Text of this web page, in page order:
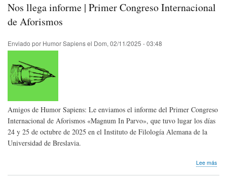
Nos llega informe | Primer Congreso Internacional
de Aforismos
Enviado por Humor Sapiensel Dom, 02/11/2025 - 03:48
Amigos de Humor Sapiens: Le enviamos el informe del Primer Congreso
Internacional de Aforismos «Magnum In Parvo», que tuvo lugar los días
24 y 25 de octubre de 2025 en el Instituto de Filología Alemana de la
Universidad de Breslavia.
Lee más